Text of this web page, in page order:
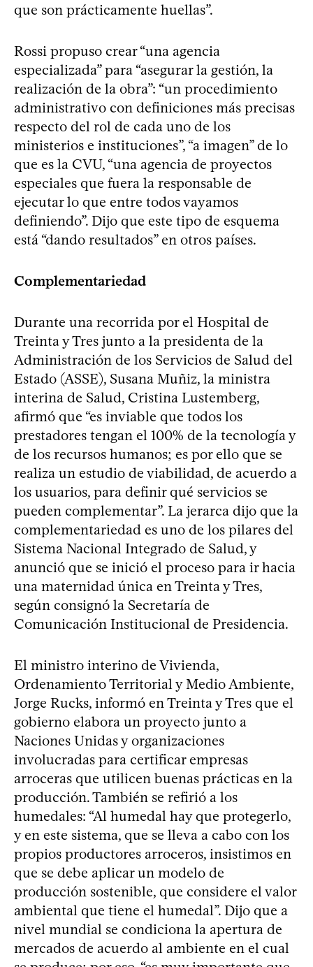
que son prácticamente huellas”.
Rossi propuso crear “una agencia
especializada” para “asegurar la gestión, la
realización de la obra”: “un procedimiento
administrativo con definiciones más precisas
respecto del rol de cada uno de los
ministerios e instituciones”, “a imagen” de lo
que es la CVU, “una agencia de proyectos
especiales que fuera la responsable de
ejecutar lo que entre todos vayamos
definiendo”. Dijo que este tipo de esquema
está “dando resultados” en otros países.
Complementariedad
Durante una recorrida por el Hospital de
Treinta y Tres junto a la presidenta de la
Administración de los Servicios de Salud del
Estado (ASSE), Susana Muñiz, la ministra
interina de Salud, Cristina Lustemberg,
afirmó que “es inviable que todos los
prestadores tengan el 100% de la tecnología y
de los recursos humanos; es por ello que se
realiza un estudio de viabilidad, de acuerdo a
los usuarios, para definir qué servicios se
pueden complementar”. La jerarca dijo que la
complementariedad es uno de los pilares del
Sistema Nacional Integrado de Salud, y
anunció que se inició el proceso para ir hacia
una maternidad única en Treinta y Tres,
según consignó la Secretaría de
Comunicación Institucional de Presidencia.
El ministro interino de Vivienda,
Ordenamiento Territorial y Medio Ambiente,
Jorge Rucks, informó en Treinta y Tres que el
gobierno elabora un proyecto junto a
Naciones Unidas y organizaciones
involucradas para certificar empresas
arroceras que utilicen buenas prácticas en la
producción. También se refirió a los
humedales: “Al humedal hay que protegerlo,
y en este sistema, que se lleva a cabo con los
propios productores arroceros, insistimos en
que se debe aplicar un modelo de
producción sostenible, que considere el valor
ambiental que tiene el humedal”. Dijo que a
nivel mundial se condiciona la apertura de
mercados de acuerdo al ambiente en el cual